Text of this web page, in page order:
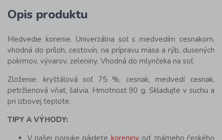
Opis produktu
Medvedie korenie. Univerzálna soľ s medvedím cesnakom,
vhodná do príloh, cestovín, na prípravu mäsa a rýb, dusených
pokrmov, vývarov, zeleniny. Vhodná do mlynčeka na soľ.
Zloženie: kryštálová soľ 75 %, cesnak, medvedí cesnak,
petržlenová vňať, šalvia. Hmotnosť 90 g. Skladujte v suchu a
pri izbovej teplote.
TIPY A VÝHODY:
V našej ponuke nájdete koreninyod známeho českého